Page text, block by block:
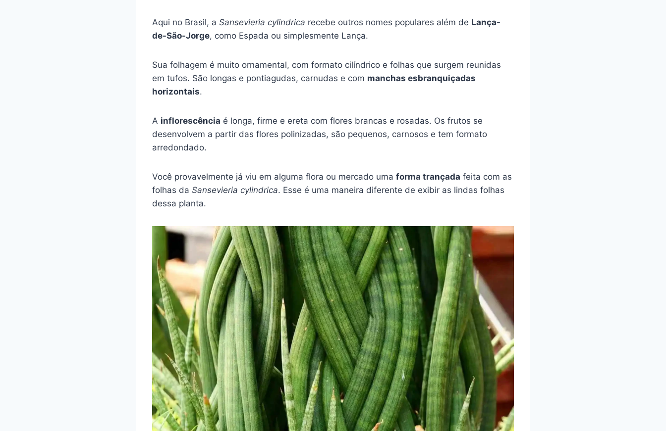
Aqui no Brasil, a Sansevieria cylindrica recebe outros nomes populares além de Lança-
de-São-Jorge, como Espada ou simplesmente Lança.
Sua folhagem é muito ornamental, com formato cilíndrico e folhas que surgem reunidas
em tufos. São longas e pontiagudas, carnudas e com manchas esbranquiçadas
horizontais.
A inflorescência é longa, firme e ereta com flores brancas e rosadas. Os frutos se
desenvolvem a partir das flores polinizadas, são pequenos, carnosos e tem formato
arredondado.
Você provavelmente já viu em alguma flora ou mercado uma forma trançada feita com as
folhas da Sansevieria cylindrica. Esse é uma maneira diferente de exibir as lindas folhas
dessa planta.